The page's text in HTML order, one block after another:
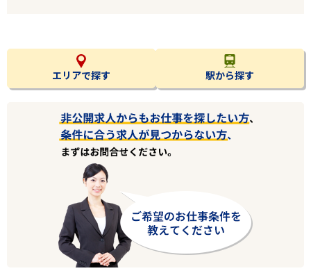
エリアで探す 駅から探す